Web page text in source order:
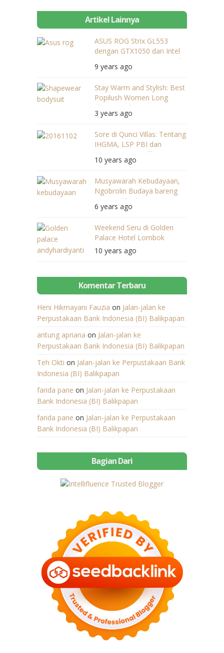
Artikel Lainnya
ASUS ROG Strix GL553
dengan GTX1050 dan Intel
Generasi Ke-7, Gaming Jadi
Lebih Seru!
9 years ago
Stay Warm and Stylish: Best
Popilush Women Long
Sleeve Bodysuit
3 years ago
Sore di Qunci Villas: Tentang
IHGMA, LSP PBI dan
Pentingnya Sertifikasi
Profesi
10 years ago
Musyawarah Kebudayaan,
Ngobrolin Budaya bareng
Dinas Dikbud Provinsi NTB
6 years ago
Weekend Seru di Golden
Palace Hotel Lombok
10 years ago
Komentar Terbaru
Heni Hikmayani Fauzia on Jalan-jalan ke
Perpustakaan Bank Indonesia (BI) Balikpapan
antung apriana on Jalan-jalan ke
Perpustakaan Bank Indonesia (BI) Balikpapan
Teh Okti on Jalan-jalan ke Perpustakaan Bank
Indonesia (BI) Balikpapan
farida pane on Jalan-jalan ke Perpustakaan
Bank Indonesia (BI) Balikpapan
farida pane on Jalan-jalan ke Perpustakaan
Bank Indonesia (BI) Balikpapan
Bagian Dari